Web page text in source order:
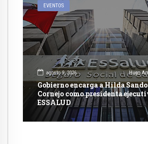
EVENTOS
agosto 9, 2026 Hugo
Gobierno encarga a Hilda
Cornejo como presidenta
ESSALUD